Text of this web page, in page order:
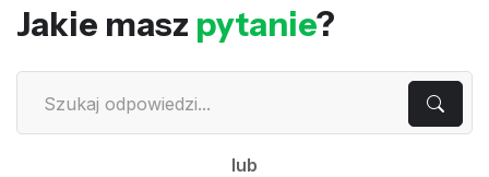
Jakie masz pytanie?
lub